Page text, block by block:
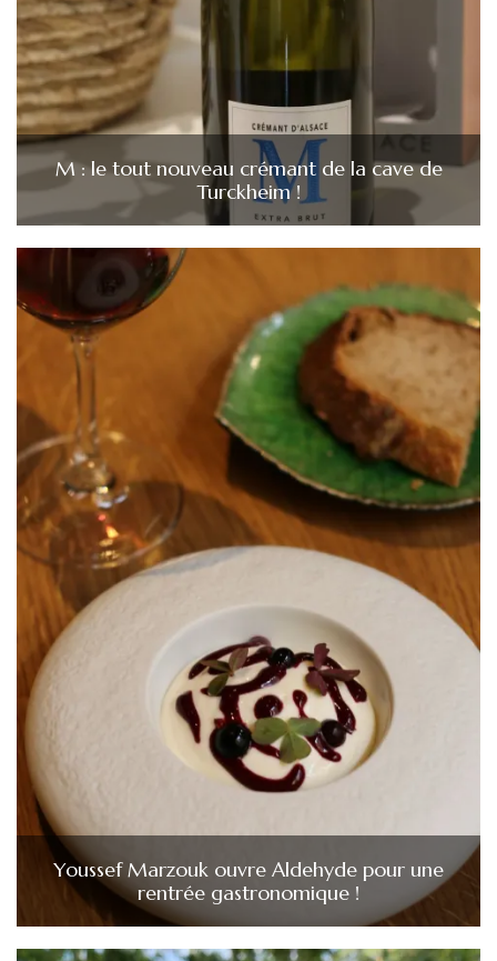
M : le tout nouveau crémant de la cave de
Turckheim !
Youssef Marzouk ouvre Aldehyde pour une
rentrée gastronomique !